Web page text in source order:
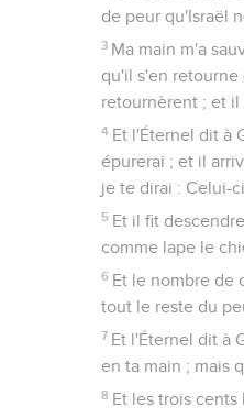
de peur qu'Israël
3 Ma main m'a
qu'il s'en retourne
retournèrent ; et il
4 Et l'Éternel dit à
épurerai ; et il
je te dirai : Celui-
5 Et il fit
comme lape le
6 Et le nombre de
tout le reste du
7 Et l'Éternel dit à
en ta main ; mais
8 Et les trois